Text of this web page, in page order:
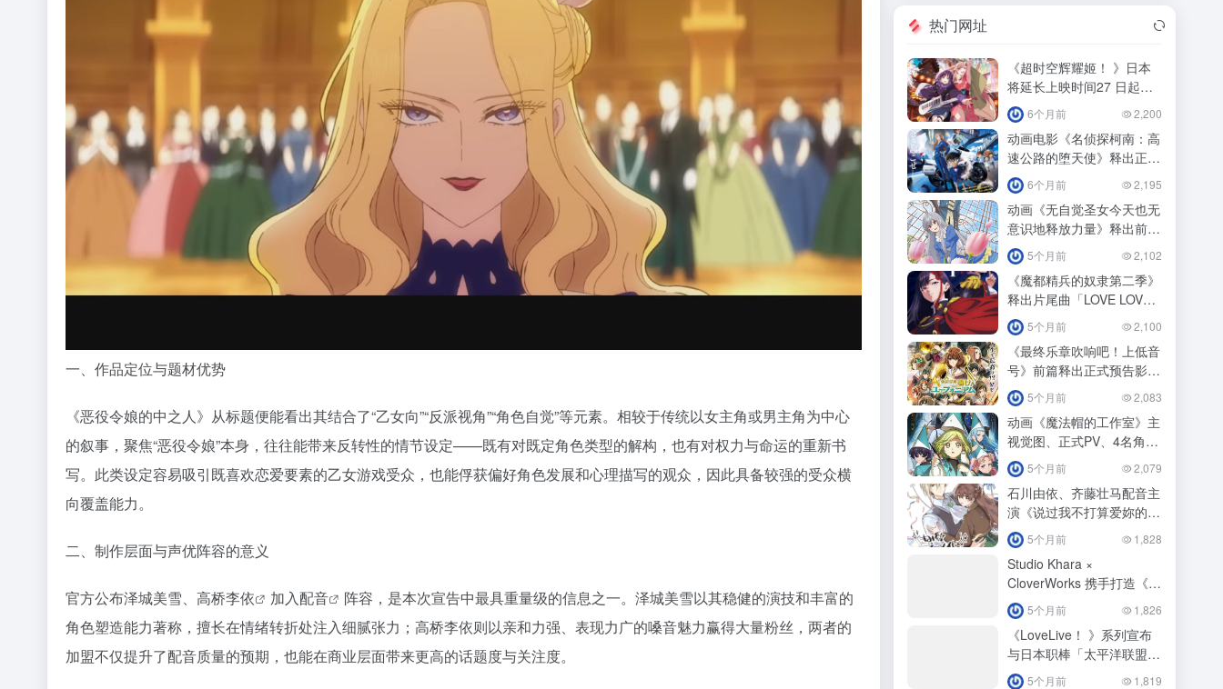
一、作品定位与题材优势
《恶役令娘的中之人》从标题便能看出其结合了“乙女向”“反派视角”“角色自觉”等元素。相较于传统以女主角或男主角为中心
的叙事，聚焦“恶役令娘”本身，往往能带来反转性的情节设定——既有对既定角色类型的解构，也有对权力与命运的重新书
写。此类设定容易吸引既喜欢恋爱要素的乙女游戏受众，也能俘获偏好角色发展和心理描写的观众，因此具备较强的受众横
向覆盖能力。
二、制作层面与声优阵容的意义
官方公布泽城美雪、 高桥李依 加入配音
阵容，是本次宣告中最具重量级的信息之一。泽城美雪以其稳健的演技和丰富的
角色塑造能力著称，擅长在情绪转折处注入细腻张力；高桥李依则以亲和力强、表现力广的嗓音魅力赢得大量粉丝，两者的
加盟不仅提升了配音质量的预期，也能在商业层面带来更高的话题度与关注度。
热门网址
《超时空辉耀姬！ 》日本
将延长上映时间27 日起追
加「ray 超时空辉耀姬！
6个月前 2,200
动画电影《名侦探柯南：高
速公路的堕天使》释出正式
预告影！
6个月前 2,195
动画《无自觉圣女今天也无
意识地释放力量》释出前导
预告预定！
5个月前 2,102
《魔都精兵的奴隶第二季》
释出片尾曲「LOVE LOVE
ビーム」
5个月前 2,100
《最终乐章吹响吧！上低音
号》前篇释出正式预告影
片！ 5个月前 2,083
动画《魔法帽的工作室》主
视觉图、正式PV、4名角色
视觉图公开！
5个月前 2,079
石川由依、齐藤壮马配音主
演《说过我不打算爱妳的下
任公爵大人，不知为何竟然
对我溺爱有加》动画化！
5个月前 1,828
Studio Khara ×
CloverWorks 携手打造《福
音战士》新作释出特报影
像！
5个月前 1,826
《LoveLive！ 》系列宣布
与日本职棒「太平洋联盟6
球团」展开第3 波合作！
5个月前 1,819